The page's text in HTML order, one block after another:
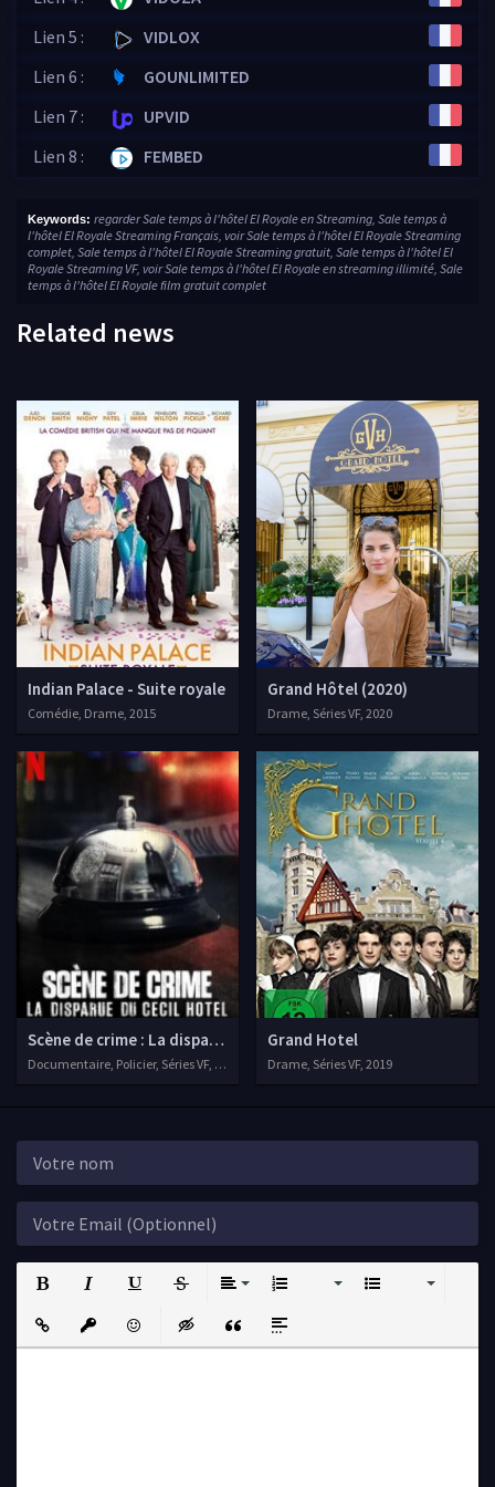
Lien 5 :
VIDLOX
Lien 6 :
GOUNLIMITED
Lien 7 :
UPVID
Lien 8 :
FEMBED
Keywords: regarder Sale temps à l'hôtel El Royale en Streaming, Sale temps à
l'hôtel El Royale Streaming Français, voir Sale temps à l'hôtel El Royale Streaming
complet, Sale temps à l'hôtel El Royale Streaming gratuit, Sale temps à l'hôtel El
Royale Streaming VF, voir Sale temps à l'hôtel El Royale en streaming illimité, Sale
temps à l'hôtel El Royale film gratuit complet
Related news
Indian Palace - Suite royale
Comédie, Drame, 2015
Grand Hôtel (2020)
Drame, Séries VF, 2020
Scène de crime : La disparue du Cecil Hotel
Documentaire, Policier, Séries VF, 2021
Grand Hotel
Drame, Séries VF, 2019
Strikethrough
Insert LinkInsert protected link
EmoticonsInsert hidden text
Insert QuoteInsert spoiler